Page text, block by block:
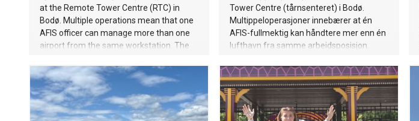
at the Remote Tower Centre (RTC) in
Bodø. Multiple operations mean that one
AFIS officer can manage more than one
airport from the same workstation. The
safe, stable, and efficient service delivery.
This will lead to better use of resources
and increased robustness.
Tower Centre (tårnsenteret) i Bodø.
Multippeloperasjoner innebærer at én
AFIS-fullmektig kan håndtere mer enn én
lufthavn fra samme arbeidsposisjon.
stabil og effektiv tjenesteutøvelse. Dette
vil føre til bedre benyttelse av ressursene
og økt robusthet.